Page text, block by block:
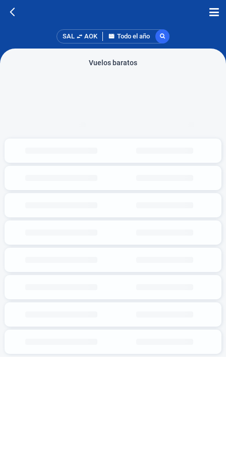
SAL AOK Todo el año
Vuelos baratos